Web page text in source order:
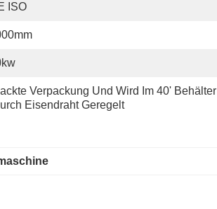
ISO
Verpackung Und Wird Im 40' Behälter
Eisendraht Geregelt